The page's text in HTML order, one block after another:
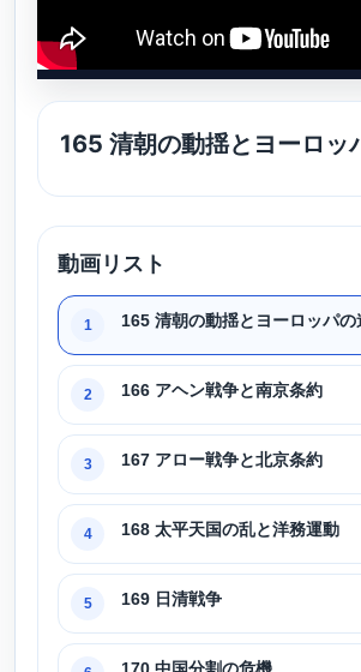
165 清朝の動揺とヨーロッ
動画リスト
1 165 清朝の動揺とヨーロッパの
2 166 アヘン戦争と南京条約
3 167 アロー戦争と北京条約
4 168 太平天国の乱と洋務運動
5 169 日清戦争
170 中国分割の危機